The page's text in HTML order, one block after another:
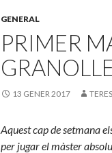
GENERAL
PRIMER
13 GENER 2017
Aquest cap de setmana
per jugar el màster